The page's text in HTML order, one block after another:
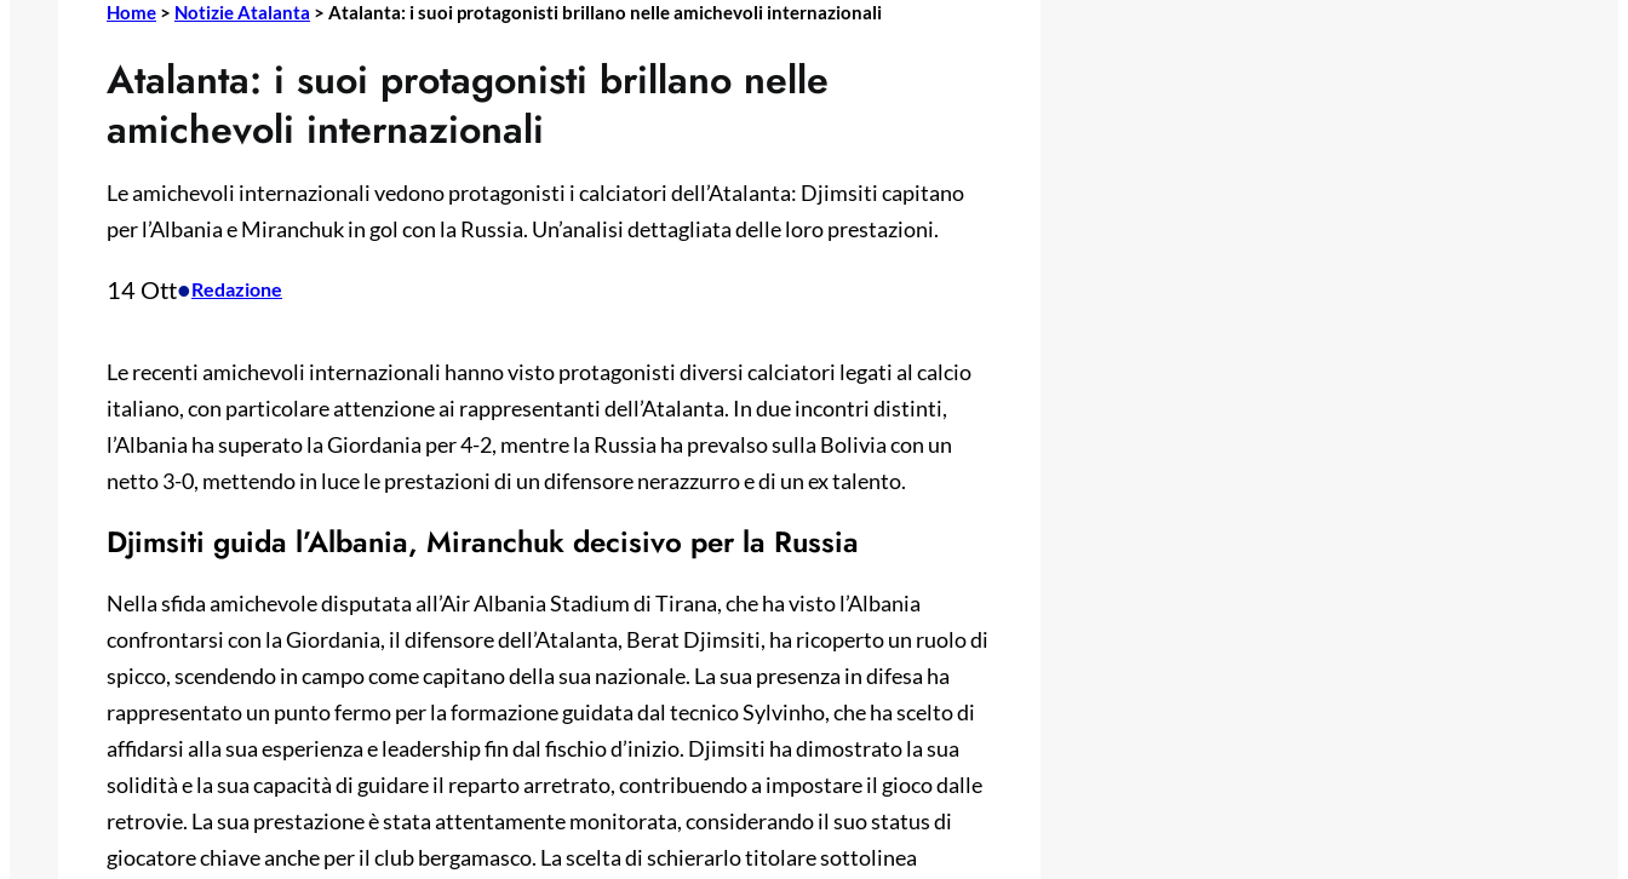
Home > Notizie Atalanta > Atalanta: i suoi protagonisti brillano nelle amichevoli internazionali
Atalanta: i suoi protagonisti brillano nelle
amichevoli internazionali
Le amichevoli internazionali vedono protagonisti i calciatori dell’Atalanta: Djimsiti capitano
per l’Albania e Miranchuk in gol con la Russia. Un’analisi dettagliata delle loro prestazioni.
14 Ott•Redazione
Le recenti amichevoli internazionali hanno visto protagonisti diversi calciatori legati al calcio
italiano, con particolare attenzione ai rappresentanti dell’Atalanta. In due incontri distinti,
l’Albania ha superato la Giordania per 4-2, mentre la Russia ha prevalso sulla Bolivia con un
netto 3-0, mettendo in luce le prestazioni di un difensore nerazzurro e di un ex talento.
Djimsiti guida l’Albania, Miranchuk decisivo per la Russia
Nella sfida amichevole disputata all’Air Albania Stadium di Tirana, che ha visto l’Albania
confrontarsi con la Giordania, il difensore dell’Atalanta, Berat Djimsiti, ha ricoperto un ruolo di
spicco, scendendo in campo come capitano della sua nazionale. La sua presenza in difesa ha
rappresentato un punto fermo per la formazione guidata dal tecnico Sylvinho, che ha scelto di
affidarsi alla sua esperienza e leadership fin dal fischio d’inizio. Djimsiti ha dimostrato la sua
solidità e la sua capacità di guidare il reparto arretrato, contribuendo a impostare il gioco dalle
retrovie. La sua prestazione è stata attentamente monitorata, considerando il suo status di
giocatore chiave anche per il club bergamasco. La scelta di schierarlo titolare sottolinea